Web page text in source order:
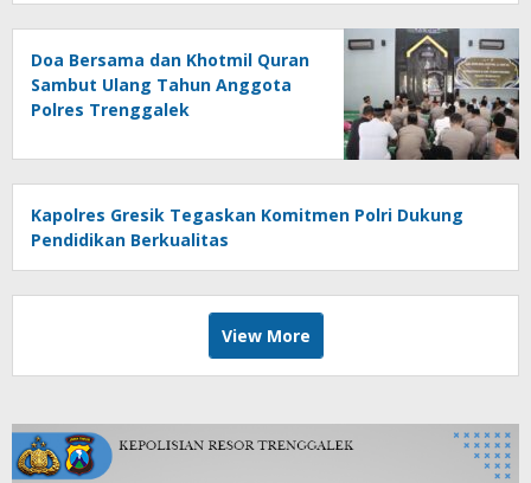
Doa Bersama dan Khotmil Quran
Sambut Ulang Tahun Anggota
Polres Trenggalek
Kapolres Gresik Tegaskan Komitmen Polri Dukung
Pendidikan Berkualitas
View More